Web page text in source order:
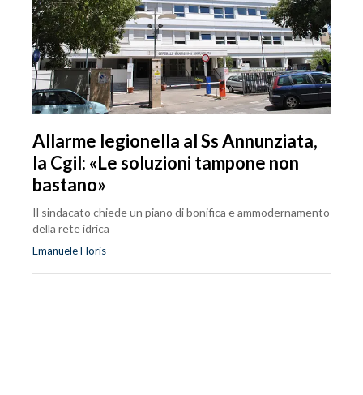
Allarme legionella al Ss Annunziata,
la Cgil: «Le soluzioni tampone non
bastano»
Il sindacato chiede un piano di bonifica e ammodernamento
della rete idrica
Emanuele Floris